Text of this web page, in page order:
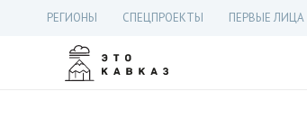
РЕГИОНЫ СПЕЦПРОЕКТЫ ПЕРВЫЕ ЛИЦА